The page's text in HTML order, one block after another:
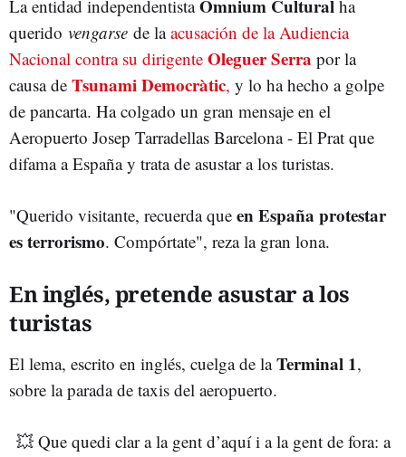
La entidad independentistaÒmnium Cultural ha
querido vengarse de laacusación de la Audiencia
Nacional contra su dirigente Oleguer Serra por la
causa de Tsunami Democràtic, y lo ha hecho a golpe
de pancarta. Ha colgado un gran mensaje en el
Aeropuerto Josep Tarradellas Barcelona - El Prat que
difama a España y trata de asustar a los turistas.
"Querido visitante, recuerda que en España protestar
es terrorismo. Compórtate", reza la gran lona.
En inglés, pretende asustar a los
turistas
El lema, escrito en inglés, cuelga de laTerminal 1,
sobre la parada de taxis del aeropuerto.
💥 Que quedi clar a la gent d’aquí i a la gent de fora: a